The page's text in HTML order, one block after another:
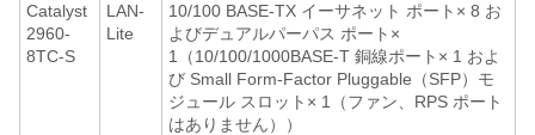
Catalyst
2960-
8TC-S
LAN-
Lite
10/100 BASE-TX イーサネット ポート× 8 お
よびデュアルパーパス ポート×
1（10/100/1000BASE-T 銅線ポート× 1 およ
び Small Form-Factor Pluggable（SFP）モ
ジュール スロット× 1（ファン、RPS ポート
はありません））